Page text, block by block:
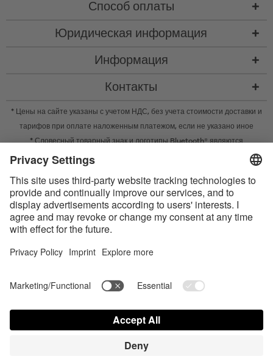
Способ оплаты
Юридическая информация
Информация
Контакты
* Цены на сайте указаны с учетом НДС, без учета стоимости доставки и
тарифов при оплате наложенным платежом, если не указано иное
* Словесный товарный знак и логотипы Bluetooth® являются
зарегистрированными товарными знаками Bluetooth SIG, Inc. Компания
Apple, логотип Apple и Apple Watch являются товарными знаками Apple
Inc. Google Play и логотип Google Play являются товарными знаками
Google LLC.
Contact us today